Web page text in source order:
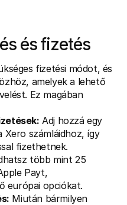
és fizetés
fizetési módot, és
amelyek a lehető
Ez magában
Adj hozzá egy
Xero számláidhoz, így
fizethetnek.
több mint 25
Payt,
európai opciókat.
Miután bármilyen
vállalkozását